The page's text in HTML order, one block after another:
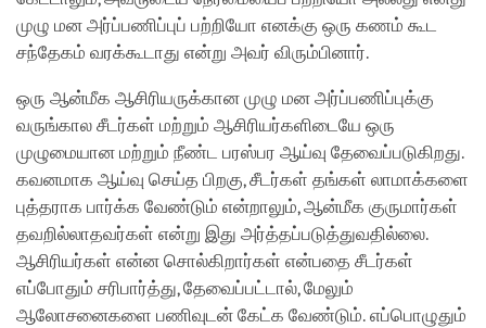
முழு மன அர்ப்பணிப்புப் பற்றியோ எனக்கு ஒரு கணம் கூட
சந்தேகம் வரக்கூடாது என்று அவர் விரும்பினார்.
ஒரு ஆன்மீக ஆசிரியருக்கான முழு மன அர்ப்பணிப்புக்கு
வருங்கால சீடர்கள் மற்றும் ஆசிரியர்களிடையே ஒரு
முழுமையான மற்றும் நீண்ட பரஸ்பர ஆய்வு தேவைப்படுகிறது.
கவனமாக ஆய்வு செய்த பிறகு, சீடர்கள் தங்கள் லாமாக்களை
புத்தராக பார்க்க வேண்டும் என்றாலும், ஆன்மீக குருமார்கள்
தவறில்லாதவர்கள் என்று இது அர்த்தப்படுத்துவதில்லை.
ஆசிரியர்கள் என்ன சொல்கிறார்கள் என்பதை சீடர்கள்
எப்போதும் சரிபார்த்து, தேவைப்பட்டால், மேலும்
ஆலோசனைகளை பணிவுடன் கேட்க வேண்டும். எப்பொழுதும்